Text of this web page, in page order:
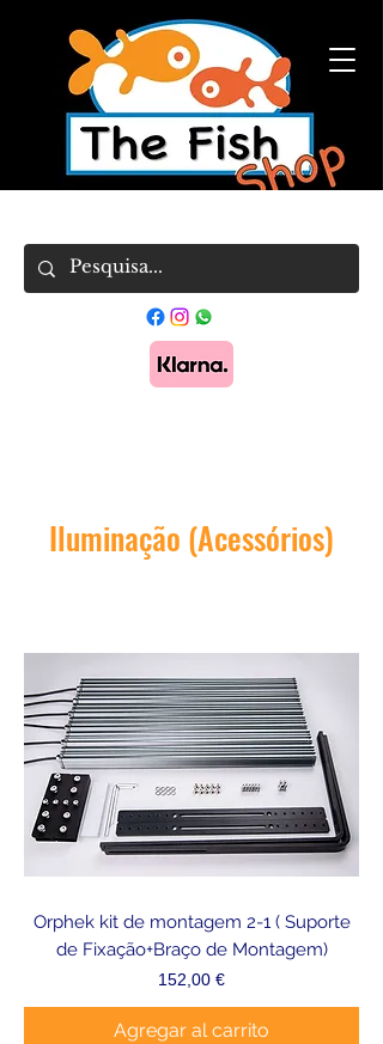
Iluminação (Acessórios)
Orphek kit de montagem 2-1 ( Suporte
de Fixação+Braço de Montagem)
Precio
152,00 €
Agregar al carrito